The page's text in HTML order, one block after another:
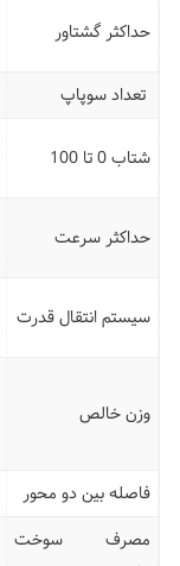
حداکثر گشتاور
تعداد سوپاپ
شتاب 0 تا 100
حداکثر سرعت
سیستم انتقال قدرت
وزن خالص
فاصله بین دو محور
مصرف سوخت